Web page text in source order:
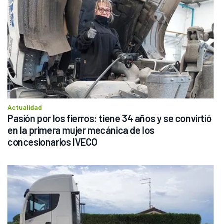
Actualidad
Pasión por los fierros: tiene 34 años y se convirtió
en la primera mujer mecánica de los
concesionarios IVECO